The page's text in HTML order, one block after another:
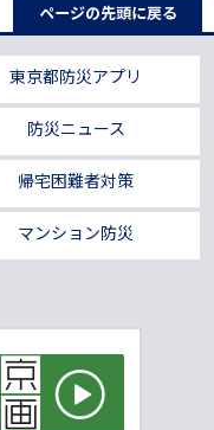
ページの先頭に戻る
東京都防災アプリ
防災ニュース
帰宅困難者対策
マンション防災